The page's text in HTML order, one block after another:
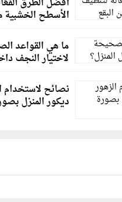
الأسطح الخشبية
ما هي القواعد
لاختيار النجف
نصائح لاستخدام
ديكور المنزل